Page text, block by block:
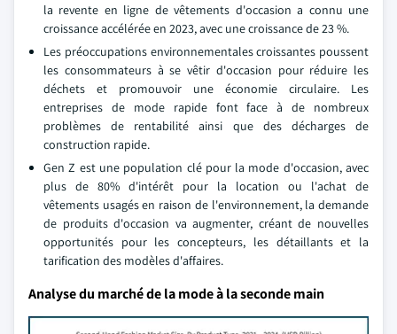
la revente en ligne de vêtements d'occasion a connu une
croissance accélérée en 2023, avec une croissance de 23 %.
Les préoccupations environnementales croissantes poussent
les consommateurs à se vêtir d'occasion pour réduire les
déchets et promouvoir une économie circulaire. Les
entreprises de mode rapide font face à de nombreux
problèmes de rentabilité ainsi que des décharges de
construction rapide.
Gen Z est une population clé pour la mode d'occasion, avec
plus de 80% d'intérêt pour la location ou l'achat de
vêtements usagés en raison de l'environnement, la demande
de produits d'occasion va augmenter, créant de nouvelles
opportunités pour les concepteurs, les détaillants et la
tarification des modèles d'affaires.
Analyse du marché de la mode à la seconde main